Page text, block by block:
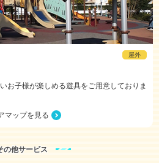
屋外
お子様が楽しめる遊具をご用意しておりま
マップを見る
の他サービス